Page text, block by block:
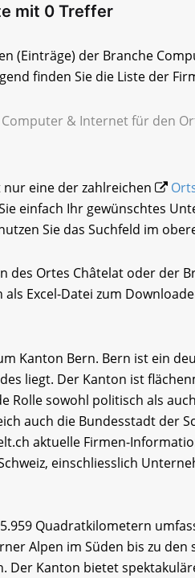
mit 0 Treffer
(Einträge) der Branche
finden Sie die Liste der
& Internet für den
eine der zahlreichen
einfach Ihr gewünschtes
Sie das Suchfeld im
des Ortes Châtelat oder der
Excel-Datei zum
Kanton Bern. Bern ist ein
liegt. Der Kanton ist
Rolle sowohl politisch als
auch die Bundesstadt der
aktuelle Firmen-
einschliesslich
Quadratkilometern
Alpen im Süden bis zu
Der Kanton bietet